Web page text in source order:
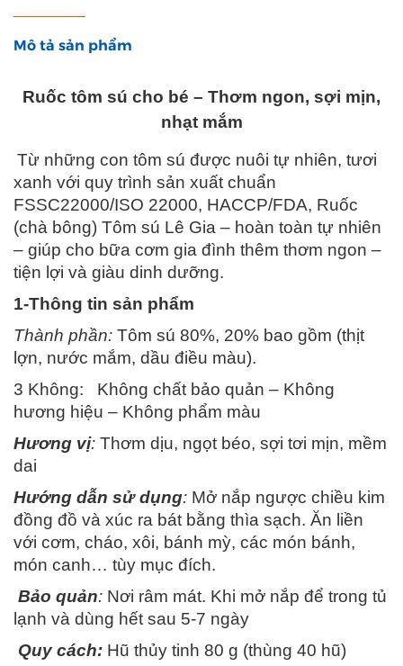
Mô tả sản phẩm
Ruốc tôm sú cho bé – Thơm ngon, sợi mịn,
nhạt mắm
Từ những con tôm sú được nuôi tự nhiên, tươi
xanh với quy trình sản xuất chuẩn
FSSC22000/ISO 22000, HACCP/FDA, Ruốc
(chà bông) Tôm sú Lê Gia – hoàn toàn tự nhiên
– giúp cho bữa cơm gia đình thêm thơm ngon –
tiện lợi và giàu dinh dưỡng.
1-Thông tin sản phẩm
Thành phần: Tôm sú 80%, 20% bao gồm (thịt
lợn, nước mắm, dầu điều màu).
3 Không: Không chất bảo quản – Không
hương hiệu – Không phẩm màu
Hương vị: Thơm dịu, ngọt béo, sợi tơi mịn, mềm
dai
Hướng dẫn sử dụng: Mở nắp ngược chiều kim
đồng đồ và xúc ra bát bằng thìa sạch. Ăn liền
với cơm, cháo, xôi, bánh mỳ, các món bánh,
món canh… tùy mục đích.
Bảo quản: Nơi râm mát. Khi mở nắp để trong tủ
lạnh và dùng hết sau 5-7 ngày
Quy cách: Hũ thủy tinh 80 g (thùng 40 hũ)